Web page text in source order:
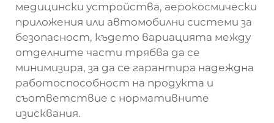
медицински устройства, аерокосмически
приложения или автомобилни системи за
безопасност, където вариацията между
отделните части трябва да се
минимизира, за да се гарантира надеждна
работоспособност на продукта и
съответствие с нормативните
изисквания.